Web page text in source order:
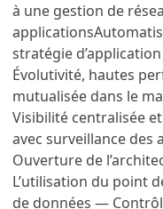
à une gestion de
stratégie d’application
Évolutivité, hautes
mutualisée dans le
Visibilité centralisée
avec surveillance des
Ouverture de
L’utilisation du point
de données —